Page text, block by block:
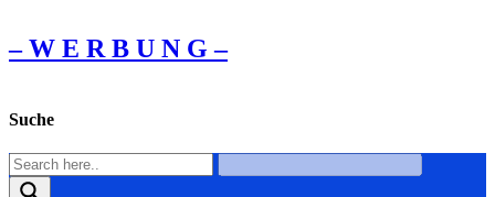
– W Ε R Β U Ν G –
Suche